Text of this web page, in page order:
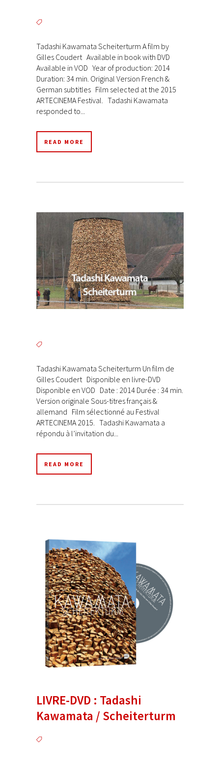
Tadashi Kawamata Scheiterturm A film by
Gilles Coudert Available in book with DVD
Available in VOD Year of production: 2014
Duration: 34 min. Original Version French &
German subtitles Film selected at the 2015
ARTECINEMA Festival. Tadashi Kawamata
responded to...
READ MORE
Tadashi Kawamata Scheiterturm Un film de
Gilles Coudert Disponible en livre-DVD
Disponible en VOD Date : 2014 Durée : 34 min.
Version originale Sous-titres français &
allemand Film sélectionné au Festival
ARTECINEMA 2015. Tadashi Kawamata a
répondu à l’invitation du...
READ MORE
LIVRE-DVD : Tadashi
Kawamata / Scheiterturm